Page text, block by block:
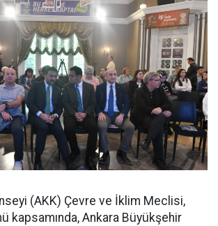
(AKK) Çevre ve İklim Meclisi,
kapsamında, Ankara Büyükşehir